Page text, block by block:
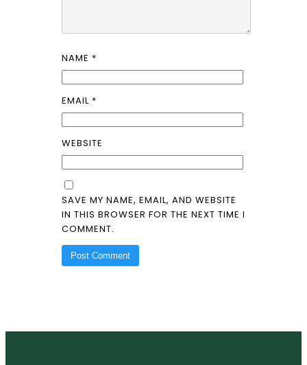
NAME *
EMAIL *
WEBSITE
SAVE MY NAME, EMAIL, AND WEBSITE
IN THIS BROWSER FOR THE NEXT TIME I
COMMENT.